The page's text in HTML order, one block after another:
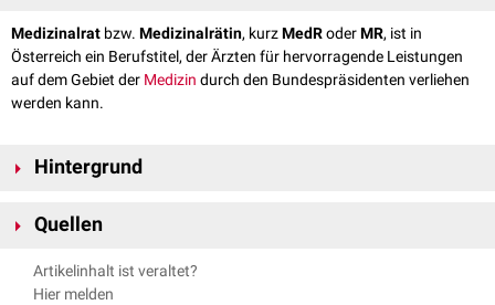
Medizinalrat bzw. Medizinalrätin, kurzMedRoderMR, ist in
Österreich ein Berufstitel, der Ärzten für hervorragende Leistungen
auf dem Gebiet der Medizin durch den Bundespräsidenten verliehen
werden kann.
Hintergrund
Ansuchen zur Verleihung des Berufstitels an das
Quellen
Berufstitel, oesterreich.gv.at
Auszug aus den Richtlinien für das Verfahren zur Verleihung von
Artikelinhalt ist veraltet?
Hier melden